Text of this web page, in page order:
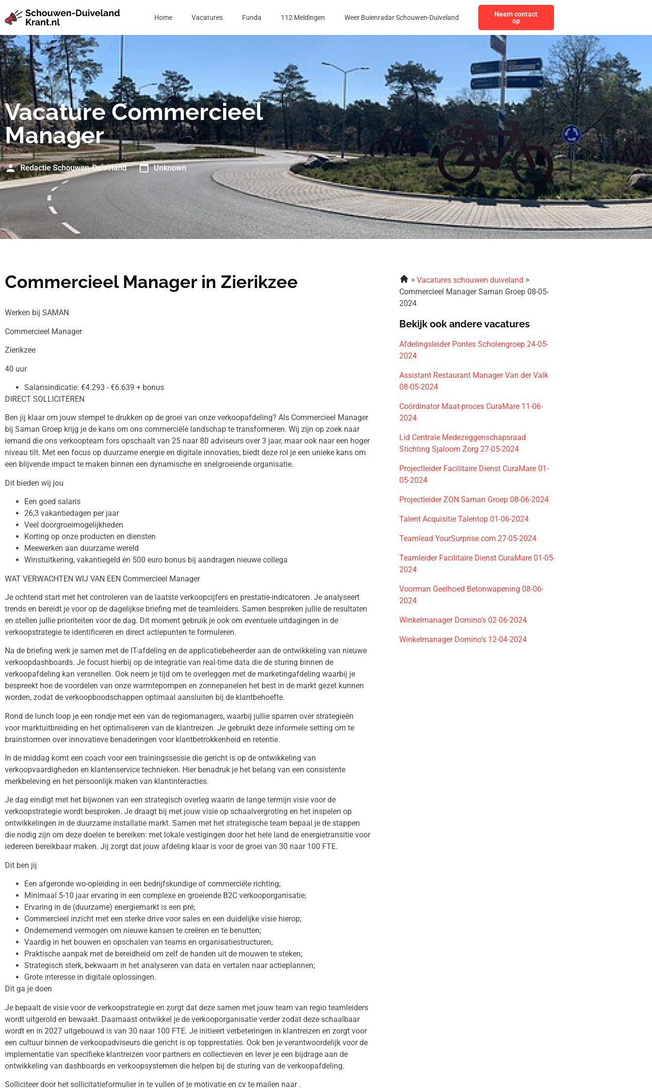
Home Vacatures Funda 112 Meldingen Weer Buienradar Schouwen-Duiveland
Neem contact
op
Vacature Commercieel
Manager
Redactie Schouwen-Duiveland Unknown
Commercieel Manager in Zierikzee
Werken bij SAMAN
Commercieel Manager
Zierikzee
40 uur
Salarisindicatie: €4.293 - €6.639 + bonus
DIRECT SOLLICITEREN
Ben jij klaar om jouw stempel te drukken op de groei van onze verkoopafdeling? Als Commercieel Manager
bij Saman Groep krijg je de kans om ons commerciële landschap te transformeren. Wij zijn op zoek naar
iemand die ons verkoopteam fors opschaalt van 25 naar 80 adviseurs over 3 jaar, maar ook naar een hoger
niveau tilt. Met een focus op duurzame energie en digitale innovaties, biedt deze rol je een unieke kans om
een blijvende impact te maken binnen een dynamische en snelgroeiende organisatie.
Dit bieden wij jou
Een goed salaris
26,3 vakantiedagen per jaar
Veel doorgroeimogelijkheden
Korting op onze producten en diensten
Meewerken aan duurzame wereld
Winstuitkering, vakantiegeld én 500 euro bonus bij aandragen nieuwe collega
WAT VERWACHTEN WIJ VAN EEN Commercieel Manager
Je ochtend start met het controleren van de laatste verkoopcijfers en prestatie-indicatoren. Je analyseert
trends en bereidt je voor op de dagelijkse briefing met de teamleiders. Samen bespreken jullie de resultaten
en stellen jullie prioriteiten voor de dag. Dit moment gebruik je ook om eventuele uitdagingen in de
verkoopstrategie te identificeren en direct actiepunten te formuleren.
Na de briefing werk je samen met de IT-afdeling en de applicatiebeheerder aan de ontwikkeling van nieuwe
verkoopdashboards. Je focust hierbij op de integratie van real-time data die de sturing binnen de
verkoopafdeling kan versnellen. Ook neem je tijd om te overleggen met de marketingafdeling waarbij je
bespreekt hoe de voordelen van onze warmtepompen en zonnepanelen het best in de markt gezet kunnen
worden, zodat de verkoopboodschappen optimaal aansluiten bij de klantbehoefte.
Rond de lunch loop je een rondje met een van de regiomanagers, waarbij jullie sparren over strategieën
voor marktuitbreiding en het optimaliseren van de klantreizen. Je gebruikt deze informele setting om te
brainstormen over innovatieve benaderingen voor klantbetrokkenheid en retentie.
In de middag komt een coach voor een trainingssessie die gericht is op de ontwikkeling van
verkoopvaardigheden en klantenservice technieken. Hier benadruk je het belang van een consistente
merkbeleving en het persoonlijk maken van klantinteracties.
Je dag eindigt met het bijwonen van een strategisch overleg waarin de lange termijn visie voor de
verkoopstrategie wordt besproken. Je draagt bij met jouw visie op schaalvergroting en het inspelen op
ontwikkelingen in de duurzame installatie markt. Samen met het strategische team bepaal je de stappen
die nodig zijn om deze doelen te bereiken: met lokale vestigingen door het hele land de energietransitie voor
iedereen bereikbaar maken. Jij zorgt dat jouw afdeling klaar is voor de groei van 30 naar 100 FTE.
Dit ben jij
Een afgeronde wo-opleiding in een bedrijfskundige of commerciële richting;
Minimaal 5-10 jaar ervaring in een complexe en groeiende B2C verkooporganisatie;
Ervaring in de (duurzame) energiemarkt is een pré;
Commercieel inzicht met een sterke drive voor sales en een duidelijke visie hierop;
Ondernemend vermogen om nieuwe kansen te creëren en te benutten;
Vaardig in het bouwen en opschalen van teams en organisatiestructuren;
Praktische aanpak met de bereidheid om zelf de handen uit de mouwen te steken;
Strategisch sterk, bekwaam in het analyseren van data en vertalen naar actieplannen;
Grote interesse in digitale oplossingen.
Dit ga je doen
Je bepaalt de visie voor de verkoopstrategie en zorgt dat deze samen met jouw team van regio teamleiders
wordt uitgerold en bewaakt. Daarnaast ontwikkel je de verkooporganisatie verder zodat deze schaalbaar
wordt en in 2027 uitgebouwd is van 30 naar 100 FTE. Je initieert verbeteringen in klantreizen en zorgt voor
een cultuur binnen de verkoopadviseurs die gericht is op topprestaties. Ook ben je verantwoordelijk voor de
implementatie van specifieke klantreizen voor partners en collectieven en lever je een bijdrage aan de
ontwikkeling van dashboards en verkoopsystemen die helpen bij de sturing van de verkoopafdeling.
Solliciteer door het sollicitatieformulier in te vullen of je motivatie en cv te mailen naar .
Vacatures schouwen duiveland
Commercieel Manager Saman Groep 08-05-
2024
Bekijk ook andere vacatures
Afdelingsleider Pontes Scholengroep 24-05-
2024
Assistant Restaurant Manager Van der Valk
08-05-2024
Coördinator Maat-proces CuraMare 11-06-
2024
Lid Centrale Medezeggenschapsraad
Stichting Sjaloom Zorg 27-05-2024
Projectleider Facilitaire Dienst CuraMare 01-
05-2024
Projectleider ZON Saman Groep 08-06-2024
Talent Acquisitie Talentop 01-06-2024
Teamlead YourSurprise.com 27-05-2024
Teamleider Facilitaire Dienst CuraMare 01-05-
2024
Voorman Geelhoed Betonwapening 08-06-
2024
Winkelmanager Domino’s 02-06-2024
Winkelmanager Domino’s 12-04-2024